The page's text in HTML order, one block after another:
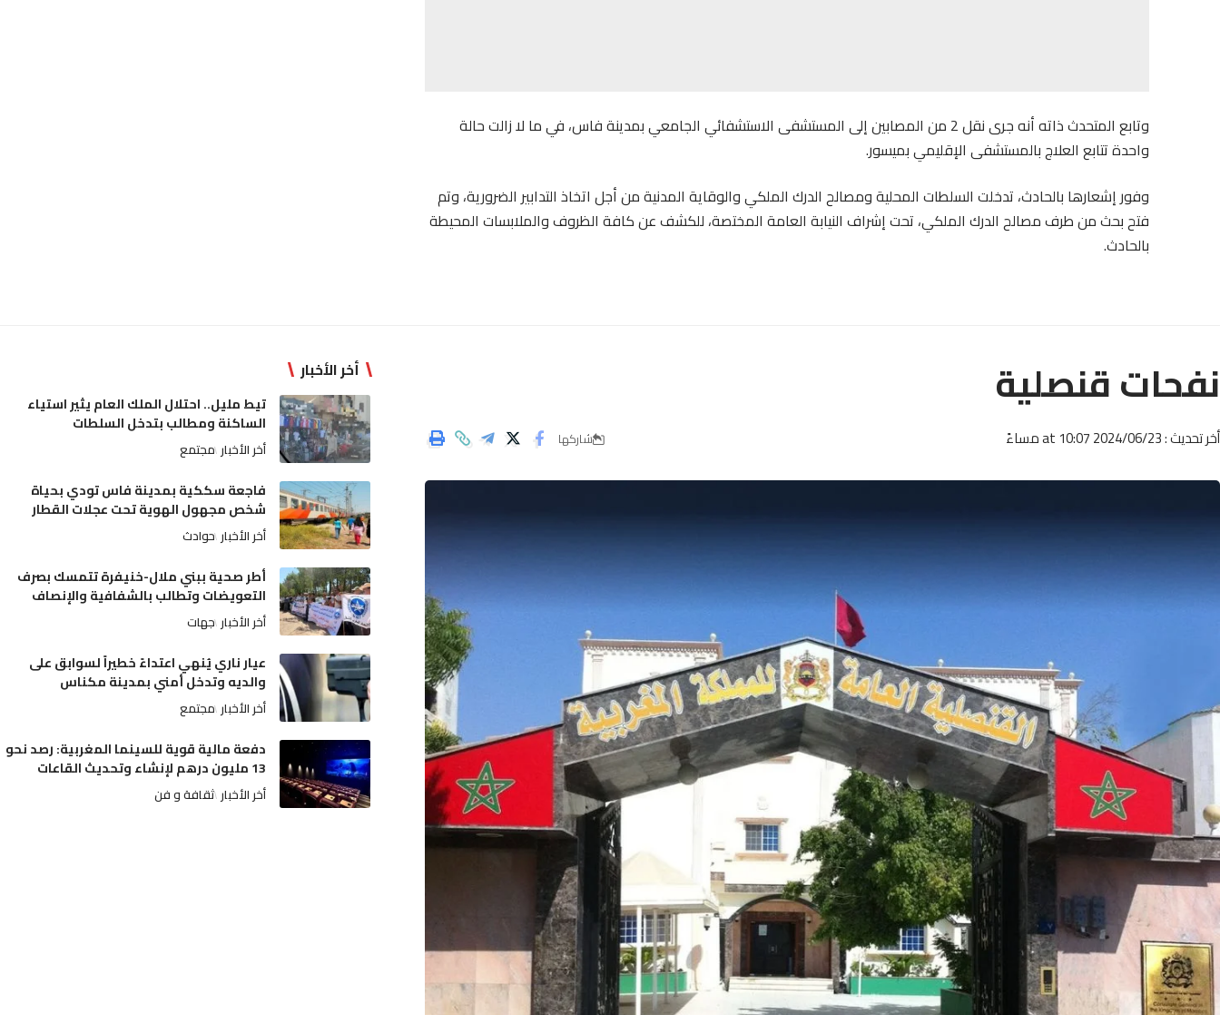
وتابع المتحدث ذاته أنه جرى نقل 2 من المصابين إلى المستشفى الاستشفائي الجامعي بمدينة فاس، في ما لا زالت حالة
واحدة تتابع العلاج بالمستشفى الإقليمي بميسور.
وفور إشعارها بالحادث، تدخلت السلطات المحلية ومصالح الدرك الملكي والوقاية المدنية من أجل اتخاذ التدابير الضرورية، وتم
فتح بحث من طرف مصالح الدرك الملكي، تحت إشراف النيابة العامة المختصة، للكشف عن كافة الظروف والملابسات المحيطة
بالحادث.
نفحات قنصلية
أخر تحديث : 2024/06/23 at 10:07 مساءً شاركها
أخر الأخبار
تيط مليل.. احتلال الملك العام يثير استياء
الساكنة ومطالب بتدخل السلطات
أخر الأخبار مجتمع
فاجعة سككية بمدينة فاس تودي بحياة
شخص مجهول الهوية تحت عجلات القطار
أخر الأخبار حوادث
أطر صحية ببني ملال-خنيفرة تتمسك بصرف
التعويضات وتطالب بالشفافية والإنصاف
أخر الأخبار جهات
عيار ناري يُنهي اعتداءً خطيراً لسوابق على
والديه وتدخل أمني بمدينة مكناس
أخر الأخبار مجتمع
دفعة مالية قوية للسينما المغربية: رصد نحو
13 مليون درهم لإنشاء وتحديث القاعات
أخر الأخبار ثقافة و فن